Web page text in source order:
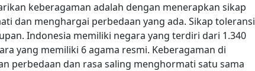
keberagaman adalah dengan menerapkan sikap
dan menghargai perbedaan yang ada. Sikap toleransi
Indonesia memiliki negara yang terdiri dari 1.340
yang memiliki 6 agama resmi. Keberagaman di
perbedaan dan rasa saling menghormati satu sama